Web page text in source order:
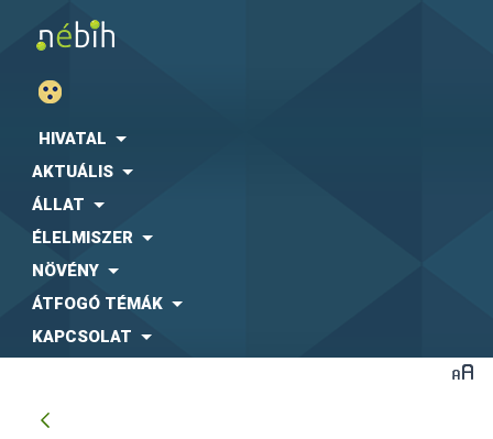
HIVATAL
AKTUÁLIS
ÁLLAT
ÉLELMISZER
NÖVÉNY
ÁTFOGÓ TÉMÁK
KAPCSOLAT